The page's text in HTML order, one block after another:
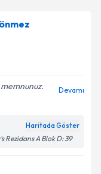
memnunuz.
Devamı
Haritada Göster
Rezidans A Blok D: 39